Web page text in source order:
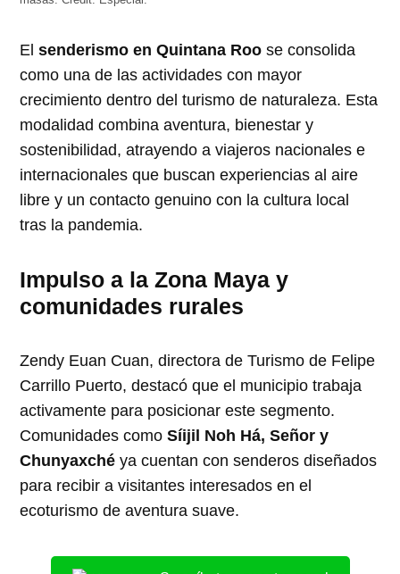
Elsenderismo en Quintana Roo se consolida
como una de las actividades con mayor
crecimiento dentro del turismo de naturaleza. Esta
modalidad combina aventura, bienestar y
sostenibilidad, atrayendo a viajeros nacionales e
internacionales que buscan experiencias al aire
libre y un contacto genuino con la cultura local
tras la pandemia.
Impulso a la Zona Maya y
comunidades rurales
Zendy Euan Cuan, directora de Turismo de Felipe
Carrillo Puerto, destacó que el municipio trabaja
activamente para posicionar este segmento.
Comunidades comoSíijil Noh Há, Señor y
Chunyaxché ya cuentan con senderos diseñados
para recibir a visitantes interesados en el
ecoturismo de aventura suave.